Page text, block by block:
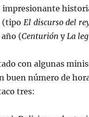
impresionante
(tipo El discurso del
(Centurión y La
con algunas
buen número de
tres: